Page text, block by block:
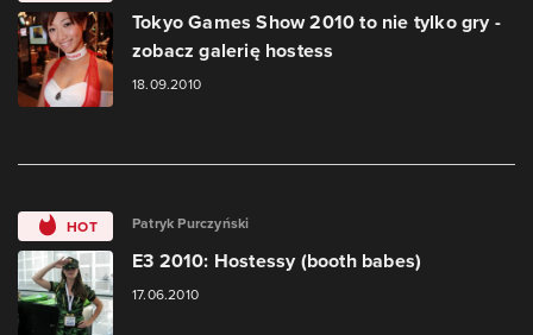
Tokyo Games Show 2010 to nie tylko gry -
zobacz galerię hostess
18.09.2010
HOT Patryk Purczyński
E3 2010: Hostessy (booth babes)
17.06.2010